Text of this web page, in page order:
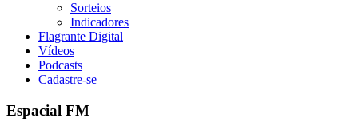
Sorteios
Indicadores
Flagrante Digital
Vídeos
Podcasts
Cadastre-se
Espacial FM